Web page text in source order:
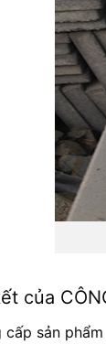
của
cấp sản